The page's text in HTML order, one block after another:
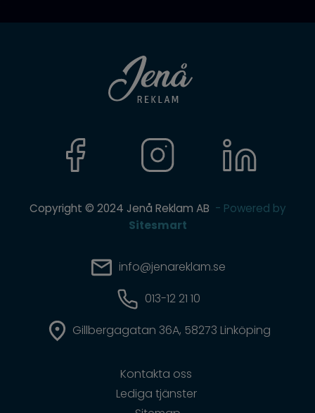
Copyright © 2024 Jenå Reklam AB - Powered by
Sitesmart
info@jenareklam.se
013-12 21 10
Gillbergagatan 36A, 58273 Linköping
Kontakta oss
Lediga tjänster